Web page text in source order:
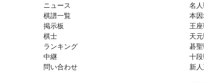
ニュース
棋譜一覧
掲示板
棋士
ランキング
中継
問い合わせ
名
本
王
天
碁
十
新